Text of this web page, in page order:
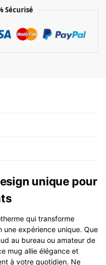
Sécurisé
unique pour
qui transforme
expérience unique. Que
au bureau ou amateur de
mug allie élégance et
à votre quotidien. Ne